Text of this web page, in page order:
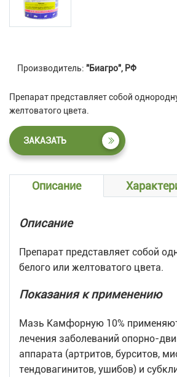
Производитель: "Биагро", РФ
Препарат представляет собой
желтоватого цвета.
ЗАКАЗАТЬ
Описание
Описание
Препарат представляет собой
белого или желтоватого цвета.
Показания к применению
Мазь Камфорную 10%
лечения заболеваний опорно-
аппарата (артритов, бурситов,
тендовагинитов, ушибов) и